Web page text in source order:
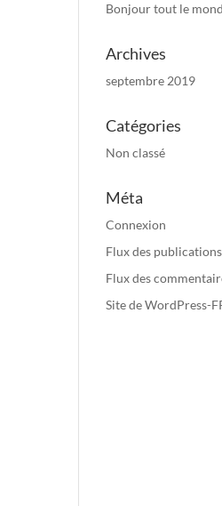
Bonjour tout le
Archives
septembre 2019
Catégories
Non classé
Méta
Connexion
Flux des publications
Flux des
Site de WordPress-